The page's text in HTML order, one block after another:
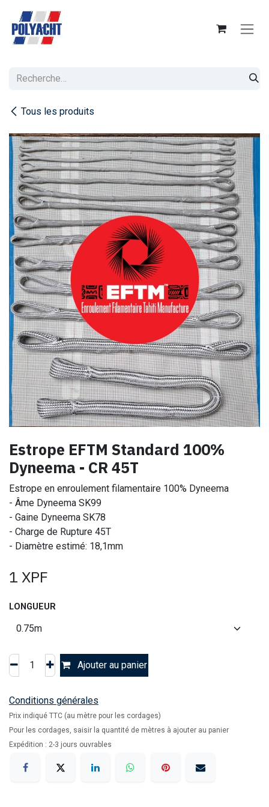
Tous les produits
Estrope EFTM Standard 100%
Dyneema - CR 45T
Estrope en enroulement filamentaire 100% Dyneema
- Âme Dyneema SK99
- Gaine Dyneema SK78
- Charge de Rupture 45T
- Diamètre estimé: 18,1mm
1 XPF
LONGUEUR
Ajouter au panier
Conditions générales
Prix indiqué TTC (au mètre pour les cordages)
Pour les cordages, saisir la quantité de mètres à ajouter au panier
Expédition : 2-3 jours ouvrables